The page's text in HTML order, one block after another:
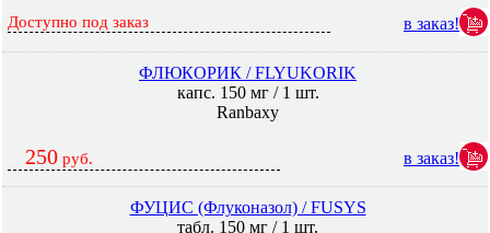
Доступно под заказ в заказ!
ФЛЮКОРИК / FLYUKORIK
капс. 150 мг / 1 шт.
Ranbaxy
250 руб. в заказ!
ФУЦИС (Флуконазол) / FUSYS
табл. 150 мг / 1 шт.